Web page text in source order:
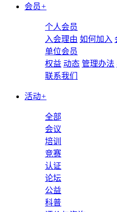
会员+
个人会员
入会理由 如何加入
单位会员
权益 动态 管理办法
联系我们
活动+
全部
会议
培训
竞赛
认证
论坛
公益
科普